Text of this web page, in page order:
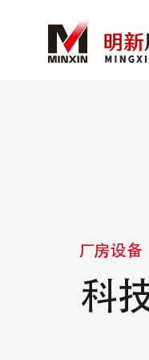
厂房设备
科